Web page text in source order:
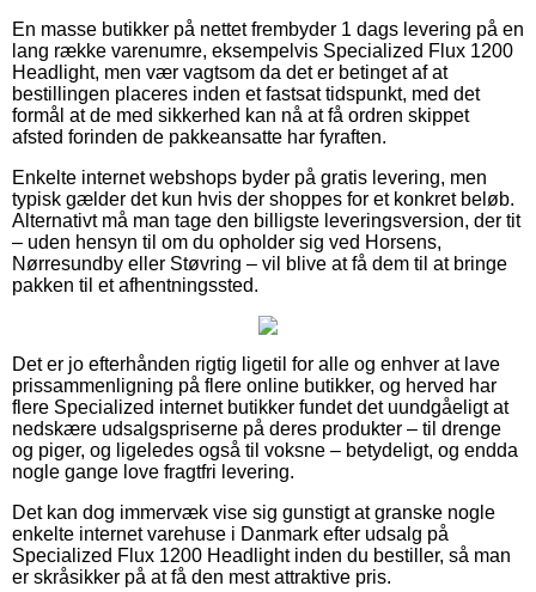
En masse butikker på nettet frembyder 1 dags levering på en
lang række varenumre, eksempelvis Specialized Flux 1200
Headlight, men vær vagtsom da det er betinget af at
bestillingen placeres inden et fastsat tidspunkt, med det
formål at de med sikkerhed kan nå at få ordren skippet
afsted forinden de pakkeansatte har fyraften.
Enkelte internet webshops byder på gratis levering, men
typisk gælder det kun hvis der shoppes for et konkret beløb.
Alternativt må man tage den billigste leveringsversion, der tit
– uden hensyn til om du opholder sig ved Horsens,
Nørresundby eller Støvring – vil blive at få dem til at bringe
pakken til et afhentningssted.
Det er jo efterhånden rigtig ligetil for alle og enhver at lave
prissammenligning på flere online butikker, og herved har
flere Specialized internet butikker fundet det uundgåeligt at
nedskære udsalgspriserne på deres produkter – til drenge
og piger, og ligeledes også til voksne – betydeligt, og endda
nogle gange love fragtfri levering.
Det kan dog immervæk vise sig gunstigt at granske nogle
enkelte internet varehuse i Danmark efter udsalg på
Specialized Flux 1200 Headlight inden du bestiller, så man
er skråsikker på at få den mest attraktive pris.